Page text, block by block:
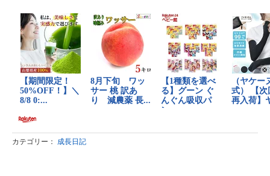
カテゴリー： 成長日記